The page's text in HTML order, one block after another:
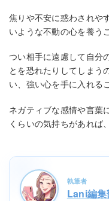
焦りや不安に惑わされや
いような不動の心を養う
つい相手に遠慮して自分
とを恐れたりしてしまう
い、強い心を手に入れる
ネガティブな感情や言葉
くらいの気持ちがあれば
執筆者
Lani編集